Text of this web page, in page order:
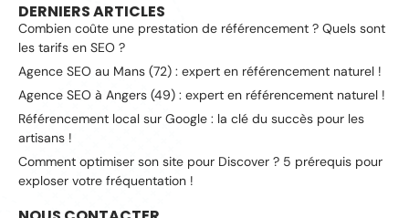
DERNIERS ARTICLES
Combien coûte une prestation de référencement ? Quels sont
les tarifs en SEO ?
Agence SEO au Mans (72) : expert en référencement naturel !
Agence SEO à Angers (49) : expert en référencement naturel !
Référencement local sur Google : la clé du succès pour les
artisans !
Comment optimiser son site pour Discover ? 5 prérequis pour
exploser votre fréquentation !